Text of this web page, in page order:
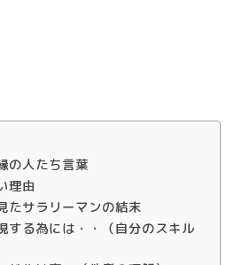
の人たち言葉
理由
たサラリーマンの結末
する為には・・（自分のスキル